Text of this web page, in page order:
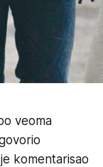
veoma
komentarisao